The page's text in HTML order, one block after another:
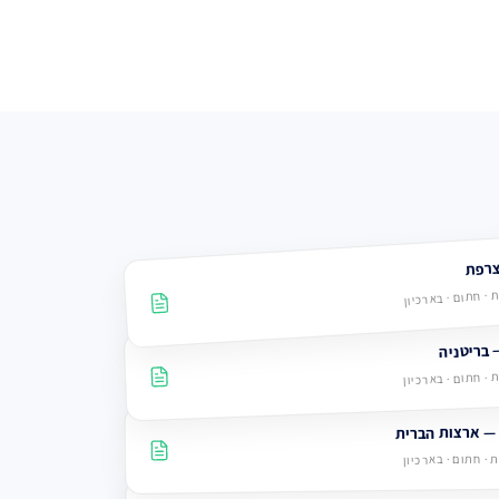
· חתום · בארכיון
· חתום · בארכיון
· חתום · בארכיון